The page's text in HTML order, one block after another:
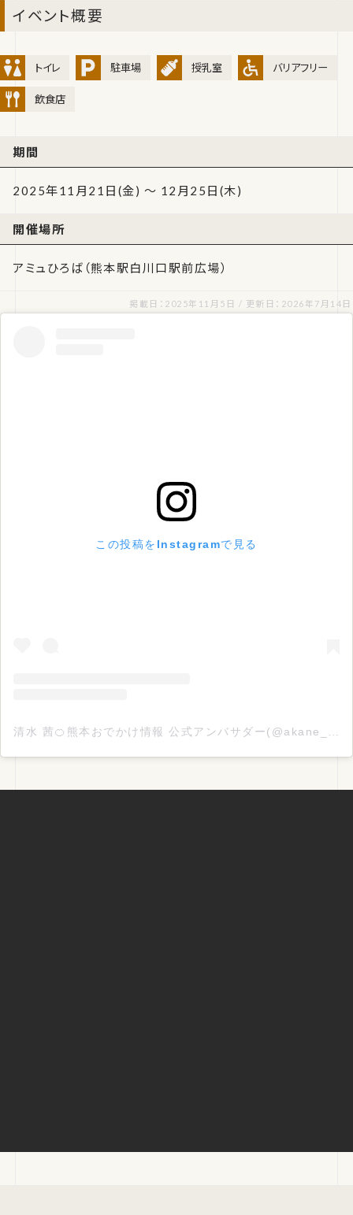
イベント概要
トイレ 駐車場 授乳室 バリアフリー
飲食店
期間
2025年11月21日(金) ～ 12月25日(木)
開催場所
アミュひろば（熊本駅白川口駅前広場）
掲載日：2025年11月5日 / 更新日：2026年7月14日
この投稿をInstagramで見る